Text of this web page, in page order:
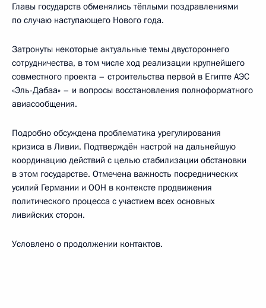
Главы государств обменялись тёплыми поздравлениями
по случаю наступающего Нового года.
Затронуты некоторые актуальные темы двустороннего
сотрудничества, в том числе ход реализации крупнейшего
совместного проекта – строительства первой в Египте АЭС
«Эль-Дабаа» – и вопросы восстановления полноформатного
авиасообщения.
Подробно обсуждена проблематика урегулирования
кризиса в Ливии. Подтверждён настрой на дальнейшую
координацию действий с целью стабилизации обстановки
в этом государстве. Отмечена важность посреднических
усилий Германии и ООН в контексте продвижения
политического процесса с участием всех основных
ливийских сторон.
Условлено о продолжении контактов.